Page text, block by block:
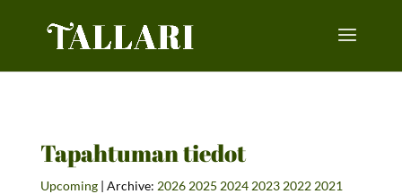
Tapahtuman tiedot
Upcoming| Archive: 2026 2025 2024 2023 2022 2021